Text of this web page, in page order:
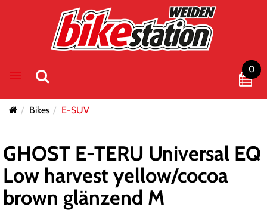
Toggle navigation
0
Bikes E-SUV
GHOST E-TERU Universal EQ
Low harvest yellow/cocoa
brown glänzend M